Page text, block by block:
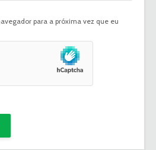
para a próxima vez que eu